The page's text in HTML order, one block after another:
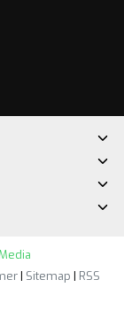
| Sitemap | RSS